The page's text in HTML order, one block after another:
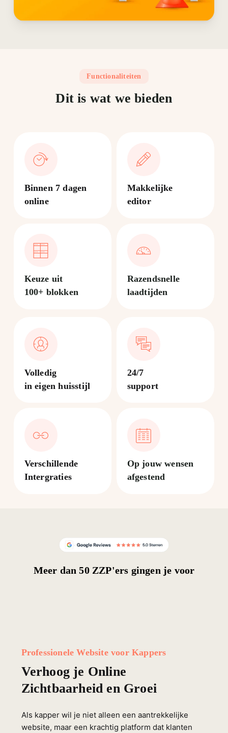
Functionaliteiten
Dit is wat we bieden
Binnen 7 dagen
online
Makkelijke
editor
Keuze uit
100+ blokken
Razendsnelle
laadtijden
Volledig
in eigen huisstijl
24/7
support
Verschillende
Intergraties
Op jouw wensen
afgestend
Meer dan 50 ZZP'ers gingen je voor
Professionele Website voor Kappers
Verhoog je Online
Zichtbaarheid en Groei
Als kapper wil je niet alleen een aantrekkelijke
website, maar een krachtig platform dat klanten